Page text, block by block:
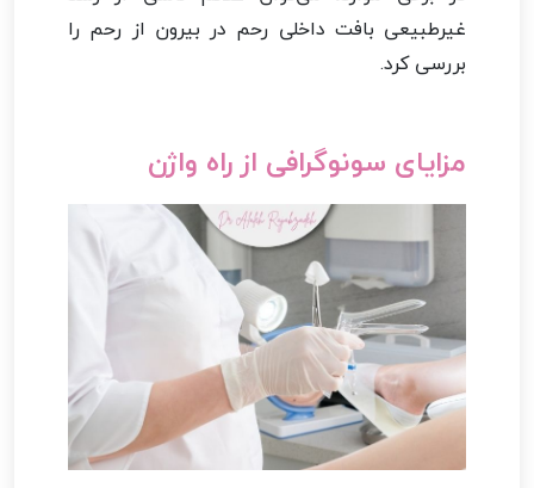
غیرطبیعی بافت داخلی رحم در بیرون از رحم را
بررسی کرد.
مزایای سونوگرافی از راه واژن